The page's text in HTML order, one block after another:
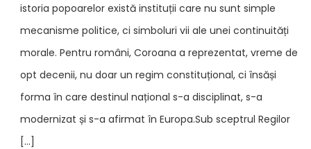
istoria popoarelor există instituții care nu sunt simple
mecanisme politice, ci simboluri vii ale unei continuități
morale. Pentru români, Coroana a reprezentat, vreme de
opt decenii, nu doar un regim constituțional, ci însăși
forma în care destinul național s-a disciplinat, s-a
modernizat și s-a afirmat în Europa.Sub sceptrul Regilor
[…]